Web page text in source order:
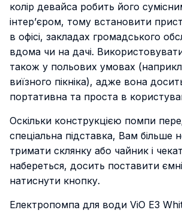
колір девайса робить його
інтер’єром, тому встановити
в офісі, закладах громадського
вдома чи на дачі.
також у польових умовах
виїзного пікніка), адже вона
портативна та проста в
Оскільки конструкцією помпи
спеціальна підставка, Вам більше
тримати склянку або чайник і
набереться, досить поставити
натиснути кнопку.
Електропомпа для води ViO E3